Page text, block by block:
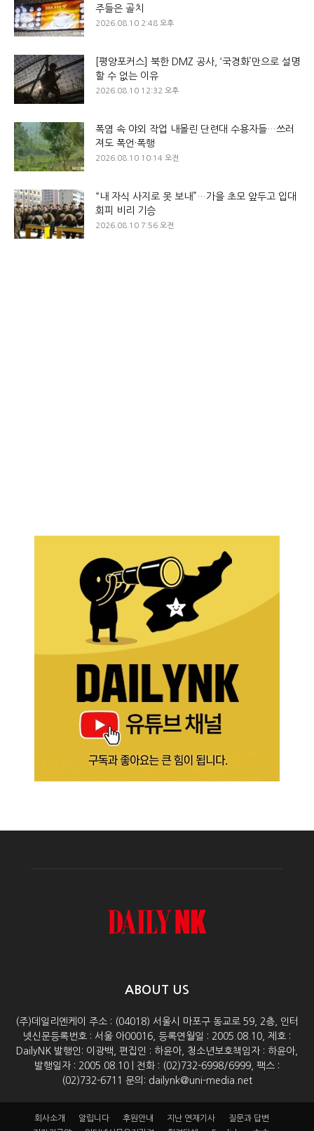
주들은 골치
2026.08.10 2:48 오후
[평양포커스] 북한 DMZ 공사, ‘국경화’만으로 설명
할 수 없는 이유
2026.08.10 12:32 오후
폭염 속 야외 작업 내몰린 단련대 수용자들…쓰러
져도 폭언·폭행
2026.08.10 10:14 오전
“내 자식 사지로 못 보내”…가을 초모 앞두고 입대
회피 비리 기승
2026.08.10 7:56 오전
ABOUT US
(주)데일리엔케이 주소 : (04018) 서울시 마포구 동교로 59, 2층, 인터
넷신문등록번호 : 서울 아00016, 등록연월일 : 2005.08.10, 제호 :
DailyNK 발행인: 이광백, 편집인 : 하윤아, 청소년보호책임자 : 하윤아,
발행일자 : 2005.08.10 | 전화 : (02)732-6998/6999, 팩스 :
(02)732-6711 문의: dailynk@uni-media.net
회사소개 알립니다 후원안내 지난 연재기사
질문과 답변